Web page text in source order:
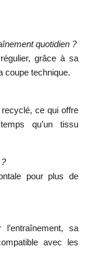
quotidien ?
grâce à sa
coupe technique.
ce qui offre
qu’un tissu
pour plus de
sa
avec les